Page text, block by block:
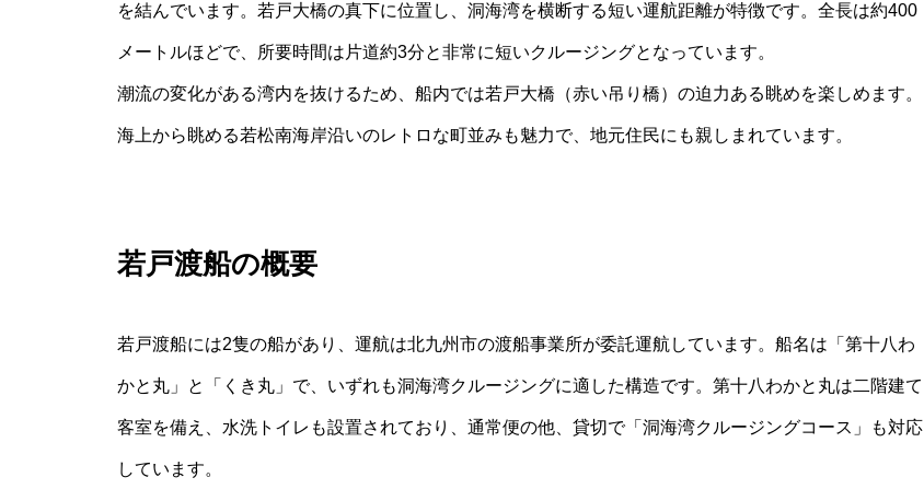
を結んでいます。若戸大橋の真下に位置し、洞海湾を横断する短い運航距離が特徴です。全長は約400
メートルほどで、所要時間は片道約3分と非常に短いクルージングとなっています。
潮流の変化がある湾内を抜けるため、船内では若戸大橋（赤い吊り橋）の迫力ある眺めを楽しめます。
海上から眺める若松南海岸沿いのレトロな町並みも魅力で、地元住民にも親しまれています。
若戸渡船の概要
若戸渡船には2隻の船があり、運航は北九州市の渡船事業所が委託運航しています。船名は「第十八わ
かと丸」と「くき丸」で、いずれも洞海湾クルージングに適した構造です。第十八わかと丸は二階建て
客室を備え、水洗トイレも設置されており、通常便の他、貸切で「洞海湾クルージングコース」も対応
しています。